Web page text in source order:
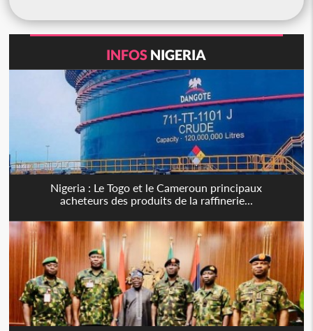
INFOS NIGERIA
Nigeria : Le Togo et le Cameroun principaux
acheteurs des produits de la raffinerie...